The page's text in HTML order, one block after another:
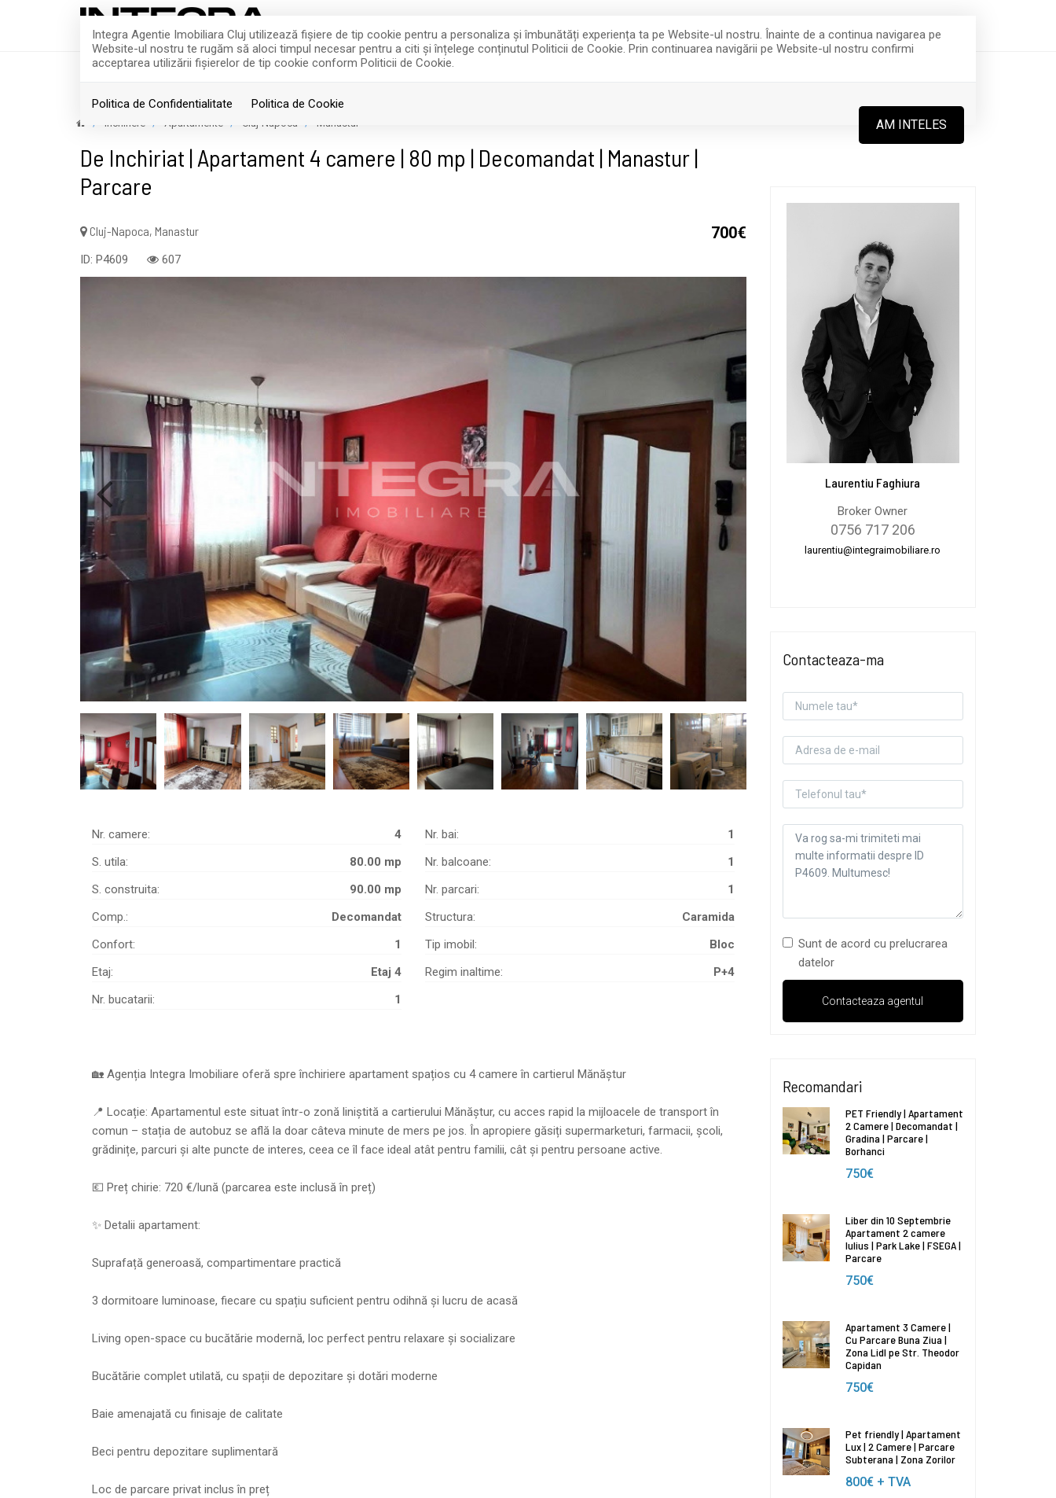
Integra Agentie Imobiliara Cluj utilizează fişiere de tip cookie pentru a personaliza și îmbunătăți experiența ta pe Website-ul nostru. Înainte de a continua navigarea pe
Website-ul nostru te rugăm să aloci timpul necesar pentru a citi și înțelege conținutul Politicii de Cookie. Prin continuarea navigării pe Website-ul nostru confirmi
acceptarea utilizării fişierelor de tip cookie conform Politicii de Cookie.
Politica de Confidentialitate Politica de Cookie
AM INTELES
office@integraimobiliare.ro
Inchiriere Apartamente Cluj-Napoca Manastur
De Inchiriat | Apartament 4 camere | 80 mp | Decomandat | Manastur |
Parcare
Cluj-Napoca, Manastur 700€
ID: P4609 607
Nr. camere:
4
S. utila:
80.00 mp
S. construita:
90.00 mp
Comp.:
Decomandat
Confort:
1
Etaj:
Etaj 4
Nr. bucatarii:
1
Nr. bai:
1
Nr. balcoane:
1
Nr. parcari:
1
Structura:
Caramida
Tip imobil:
Bloc
Regim inaltime:
P+4
🏡 Agenția Integra Imobiliare oferă spre închiriere apartament spațios cu 4 camere în cartierul Mănăștur
📍 Locație: Apartamentul este situat într-o zonă liniștită a cartierului Mănăștur, cu acces rapid la mijloacele de transport în
comun – stația de autobuz se află la doar câteva minute de mers pe jos. În apropiere găsiți supermarketuri, farmacii, școli,
grădinițe, parcuri și alte puncte de interes, ceea ce îl face ideal atât pentru familii, cât și pentru persoane active.
💶 Preț chirie: 720 €/lună (parcarea este inclusă în preț)
✨ Detalii apartament:
Suprafață generoasă, compartimentare practică
3 dormitoare luminoase, fiecare cu spațiu suficient pentru odihnă și lucru de acasă
Living open-space cu bucătărie modernă, loc perfect pentru relaxare și socializare
Bucătărie complet utilată, cu spații de depozitare și dotări moderne
Baie amenajată cu finisaje de calitate
Beci pentru depozitare suplimentară
Loc de parcare privat inclus în preț
Laurentiu Faghiura
Broker Owner
0756 717 206
laurentiu@integraimobiliare.ro
Contacteaza-ma
Sunt de acord cu prelucrarea
datelor
Recomandari
PET Friendly | Apartament
2 Camere | Decomandat |
Gradina | Parcare |
Borhanci
750€
Liber din 10 Septembrie
Apartament 2 camere
Iulius | Park Lake | FSEGA |
Parcare
750€
Apartament 3 Camere |
Cu Parcare Buna Ziua |
Zona Lidl pe Str. Theodor
Capidan
750€
Pet friendly | Apartament
Lux | 2 Camere | Parcare
Subterana | Zona Zorilor
800€+ TVA